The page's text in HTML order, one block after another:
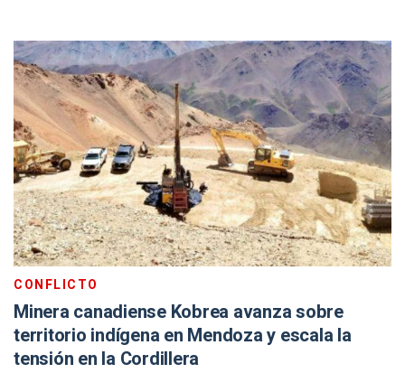
CONFLICTO
Minera canadiense Kobrea avanza sobre
territorio indígena en Mendoza y escala la
tensión en la Cordillera